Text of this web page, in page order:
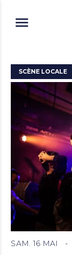
SCÈNE LOCALE
SAM. 16 MAI -